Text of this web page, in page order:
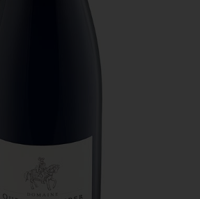
qui vient du territoire de Lorry,
coteau bien exposé qui a des
Les vins provenant de ces
profonds et puissant grâce au
vraiment dans le cœur de l’AOC :